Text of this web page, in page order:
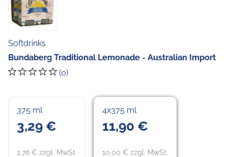
Softdrinks
Bundaberg Traditional Lemonade - Australian Import
(0)
375 ml
3,29 €
2,76 € zzgl. MwSt.
4x375 ml
11,90 €
10,00 € zzgl. MwSt.